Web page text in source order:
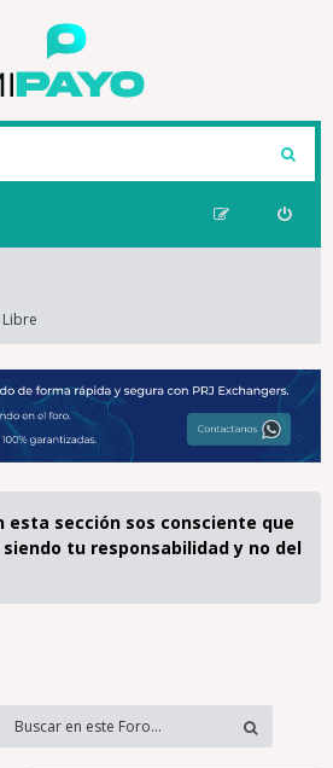
Libre
esta sección sos consciente que
tu responsabilidad y no del